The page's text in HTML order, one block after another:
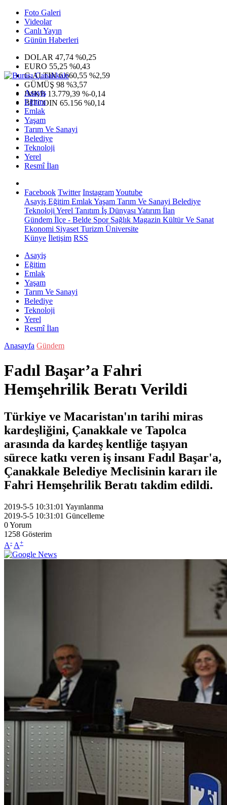
Foto Galeri
Videolar
Canlı Yayın
Günün Haberleri
DOLAR 47,74 %0,25
EURO 55,25 %0,43
G.ALTIN6.660,55 %2,59
GÜMÜŞ 98 %3,57
IMKB 13.779,39 %-0,14
BITCOIN 65.156 %0,14
Asayiş
Eğitim
Emlak
Yaşam
Tarım Ve Sanayi
Belediye
Teknoloji
Yerel
Resmî İlan
Facebook Twitter InstagramYoutube
Asayiş Eğitim EmlakYaşam Tarım Ve Sanayi Belediye
Teknoloji Yerel Tanıtım İş Dünyası Yatırım İlan
Gündem İlçe - Belde SporSağlık Magazin Kültür Ve Sanat
Ekonomi Siyaset Turizm Üniversite
Künye İletişim RSS
Asayiş
Eğitim
Emlak
Yaşam
Tarım Ve Sanayi
Belediye
Teknoloji
Yerel
Resmî İlan
Anasayfa Gündem
Fadıl Başar’a Fahri
Hemşehrilik Beratı Verildi
Türkiye ve Macaristan'ın tarihi miras
kardeşliğini, Çanakkale ve Tapolca
arasında da kardeş kentliğe taşıyan
sürece katkı veren iş insanı Fadıl Başar'a,
Çanakkale Belediye Meclisinin kararı ile
Fahri Hemşehrilik Beratı takdim edildi.
2019-5-5 10:31:01 Yayınlanma
2019-5-5 10:31:01 Güncelleme
0Yorum
1258 Gösterim
A- A+